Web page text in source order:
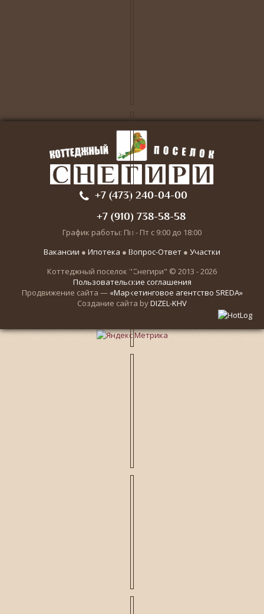
+7 (473) 240-04-00
+7 (910) 738-58-58
График работы: Пн - Пт с 9:00 до 18:00
Вакансии ● Ипотека ● Вопрос-Ответ ● Участки
Коттеджный поселок "Снегири" © 2013 - 2026
Пользовательские соглашения
Продвижение сайта — «Маркетинговое агентство SREDA»
Создание сайта byDIZEL-KHV